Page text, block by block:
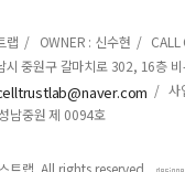
트랩 / OWNER : 신수현 /
시 중원구 갈마치로 302, 16층
/ 사
남중원 제 0094호
트랩. All rights reserved